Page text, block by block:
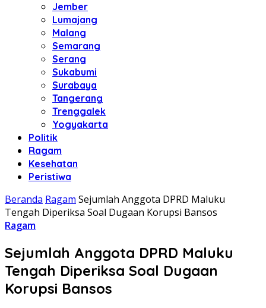
Jember
Lumajang
Malang
Semarang
Serang
Sukabumi
Surabaya
Tangerang
Trenggalek
Yogyakarta
Politik
Ragam
Kesehatan
Peristiwa
Beranda Ragam Sejumlah Anggota DPRD Maluku
Tengah Diperiksa Soal Dugaan Korupsi Bansos
Ragam
Sejumlah Anggota DPRD Maluku
Tengah Diperiksa Soal Dugaan
Korupsi Bansos